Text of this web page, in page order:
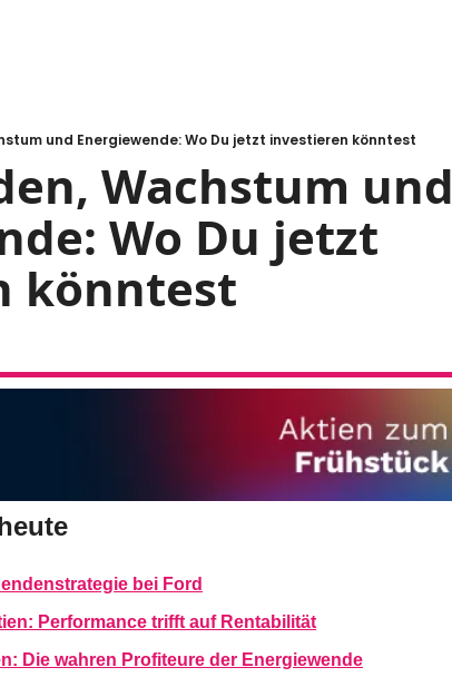
und Energiewende: Wo Du jetzt investieren könntest
Wachstum und
Wo Du jetzt
könntest
bei Ford
Performance trifft auf Rentabilität
Die wahren Profiteure der Energiewende